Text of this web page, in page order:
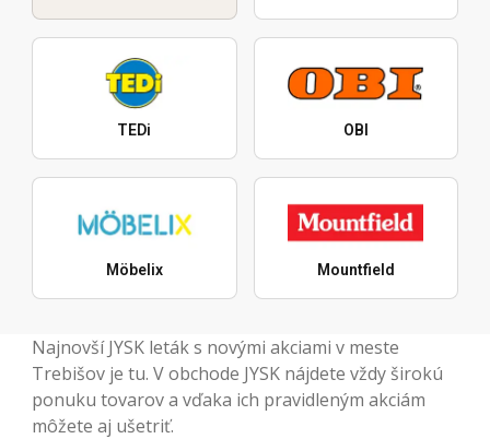
TEDi OBI
Möbelix Mountfield
Najnovší JYSK leták s novými akciami v meste
Trebišov je tu. V obchode JYSK nájdete vždy širokú
ponuku tovarov a vďaka ich pravidleným akciám
môžete aj ušetriť.